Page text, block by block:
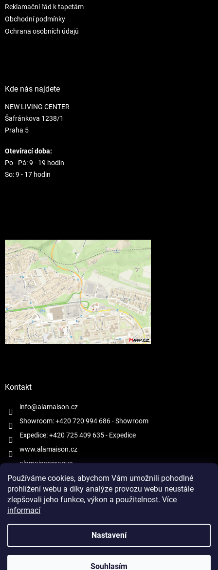
Používáme cookies, abychom Vám umožnili pohodlné
prohlížení webu a díky analýze provozu webu neustále
zlepšovali jeho funkce, výkon a použitelnost. Více
informací
Nastavení
Souhlasím
Reklamační řád k tapetám
Obchodní podmínky
Ochrana osobních údajů
Kde nás najdete
NEW LIVING CENTER
Šafránkova 1238/1
Praha 5
Otevírací doba:
Po - Pá: 9 - 19 hodin
So: 9 - 17 hodin
Kontakt
info@alamaison.cz
Showroom: +420 720 994 686- Showroom
Expedice: +420 725 409 635- Expedice
www.alamaison.cz
alamaisonprague
nastavení cookies